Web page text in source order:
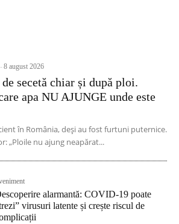
-8 august 2026
secetă chiar și după ploi.
apa NU AJUNGE unde este
în România, deși au fost furtuni puternice.
„Ploile nu ajung neapărat...
alarmantă: COVID-19 poate
virusuri latente și crește riscul de